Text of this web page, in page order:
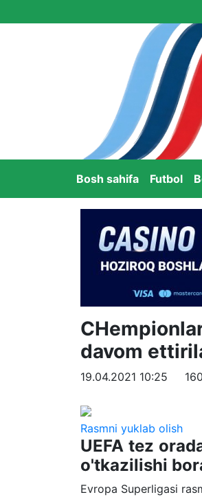
Bosh sahifa Futbol
davom
19.04.2021 10:25
Rasmni yuklab olish
UEFA tez
o'tkazilishi
Evropa Superligasi